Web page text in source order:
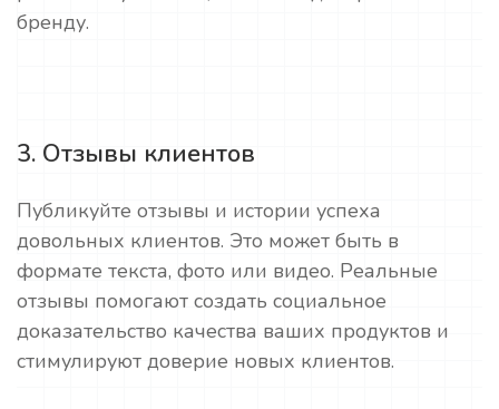
бренду.
3. Отзывы клиентов
Публикуйте отзывы и истории успеха
довольных клиентов. Это может быть в
формате текста, фото или видео. Реальные
отзывы помогают создать социальное
доказательство качества ваших продуктов и
стимулируют доверие новых клиентов.